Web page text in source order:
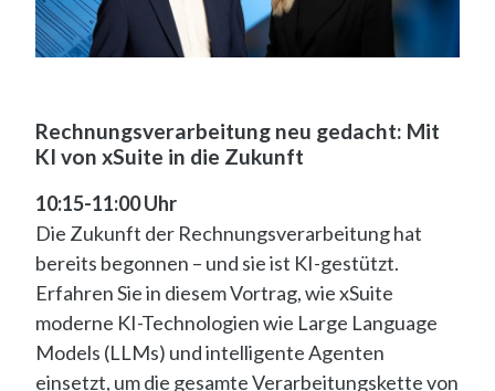
Rechnungsverarbeitung neu gedacht: Mit
KI von xSuite in die Zukunft
10:15-11:00 Uhr
Die Zukunft der Rechnungsverarbeitung hat
bereits begonnen – und sie ist KI-gestützt.
Erfahren Sie in diesem Vortrag, wie xSuite
moderne KI-Technologien wie Large Language
Models (LLMs) und intelligente Agenten
einsetzt, um die gesamte Verarbeitungskette von